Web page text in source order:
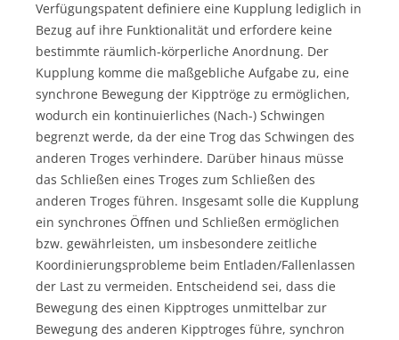
Verfügungspatent definiere eine Kupplung lediglich in
Bezug auf ihre Funktionalität und erfordere keine
bestimmte räumlich-körperliche Anordnung. Der
Kupplung komme die maßgebliche Aufgabe zu, eine
synchrone Bewegung der Kipptröge zu ermöglichen,
wodurch ein kontinuierliches (Nach-) Schwingen
begrenzt werde, da der eine Trog das Schwingen des
anderen Troges verhindere. Darüber hinaus müsse
das Schließen eines Troges zum Schließen des
anderen Troges führen. Insgesamt solle die Kupplung
ein synchrones Öffnen und Schließen ermöglichen
bzw. gewährleisten, um insbesondere zeitliche
Koordinierungsprobleme beim Entladen/Fallenlassen
der Last zu vermeiden. Entscheidend sei, dass die
Bewegung des einen Kipptroges unmittelbar zur
Bewegung des anderen Kipptroges führe, synchron